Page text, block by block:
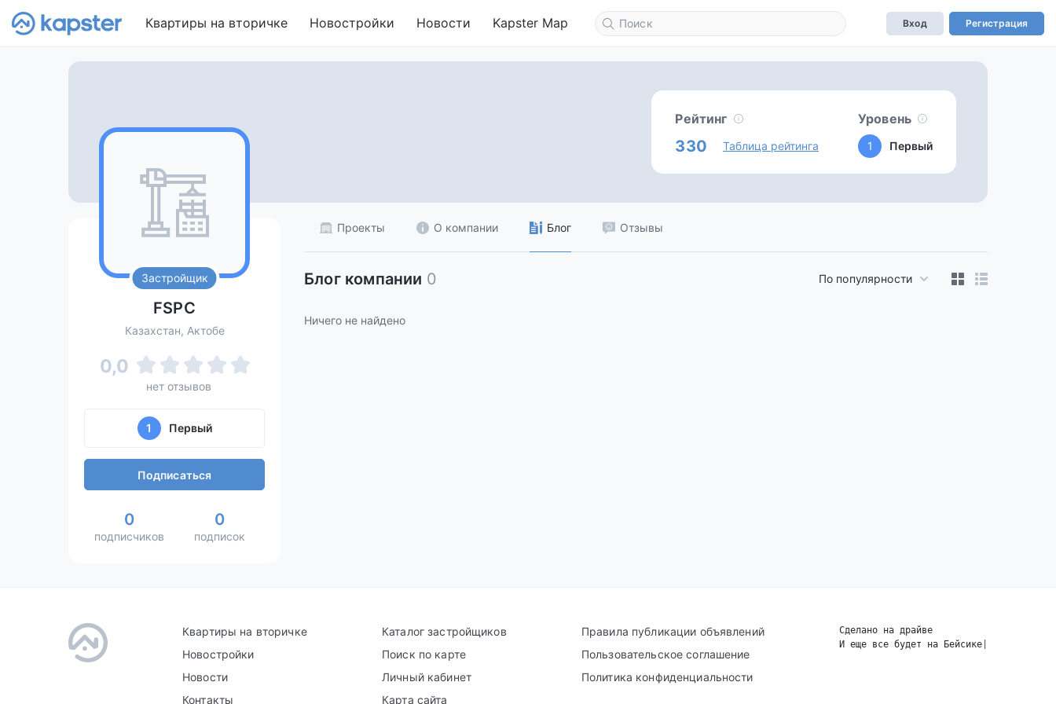
Квартиры на вторичке Новостройки Новости Kapster Map Вход Регистрация
Рейтинг
330 Таблица рейтинга
Уровень
1 Первый
Застройщик
FSPC
Казахстан, Актобе
0,0
нет отзывов
1 Первый
Подписаться
0
подписчиков
0
подписок
Проекты О компании Блог Отзывы
Блог компании 0 По популярности
Ничего не найдено
Квартиры на вторичке
Новостройки
Новости
Контакты
Каталог застройщиков
Поиск по карте
Личный кабинет
Карта сайта
Правила публикации объявлений
Пользовательское соглашение
Политика конфиденциальности
Сделано на драйве
И еще все будет на Бейсике